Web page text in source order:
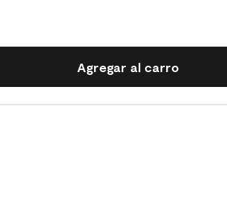
Agregar al carro